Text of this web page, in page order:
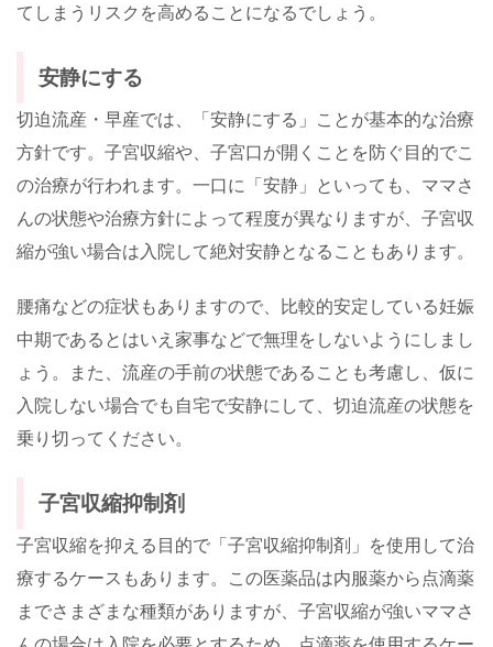
てしまうリスクを高めることになるでしょう。
安静にする
切迫流産・早産では、「安静にする」ことが基本的な治療
方針です。子宮収縮や、子宮口が開くことを防ぐ目的でこ
の治療が行われます。一口に「安静」といっても、ママさ
んの状態や治療方針によって程度が異なりますが、子宮収
縮が強い場合は入院して絶対安静となることもあります。
腰痛などの症状もありますので、比較的安定している妊娠
中期であるとはいえ家事などで無理をしないようにしまし
ょう。また、流産の手前の状態であることも考慮し、仮に
入院しない場合でも自宅で安静にして、切迫流産の状態を
乗り切ってください。
子宮収縮抑制剤
子宮収縮を抑える目的で「子宮収縮抑制剤」を使用して治
療するケースもあります。この医薬品は内服薬から点滴薬
までさまざまな種類がありますが、子宮収縮が強いママさ